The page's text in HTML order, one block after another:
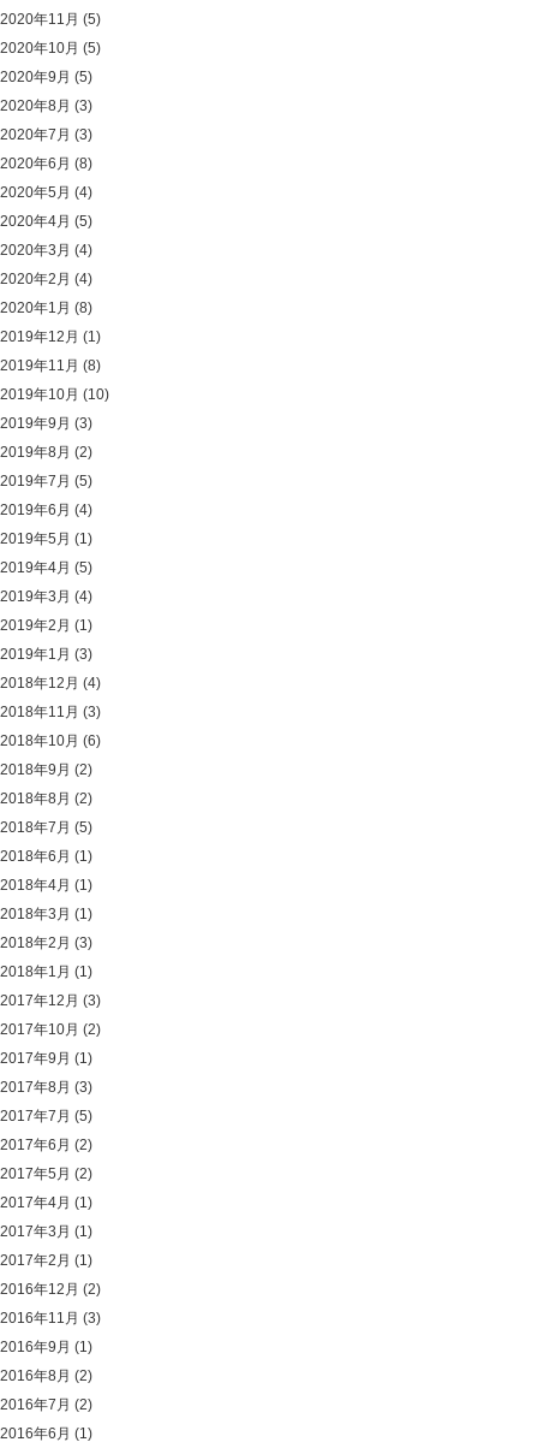
2020年11月 (5)
2020年10月 (5)
2020年9月 (5)
2020年8月 (3)
2020年7月 (3)
2020年6月 (8)
2020年5月 (4)
2020年4月 (5)
2020年3月 (4)
2020年2月 (4)
2020年1月 (8)
2019年12月 (1)
2019年11月 (8)
2019年10月 (10)
2019年9月 (3)
2019年8月 (2)
2019年7月 (5)
2019年6月 (4)
2019年5月 (1)
2019年4月 (5)
2019年3月 (4)
2019年2月 (1)
2019年1月 (3)
2018年12月 (4)
2018年11月 (3)
2018年10月 (6)
2018年9月 (2)
2018年8月 (2)
2018年7月 (5)
2018年6月 (1)
2018年4月 (1)
2018年3月 (1)
2018年2月 (3)
2018年1月 (1)
2017年12月 (3)
2017年10月 (2)
2017年9月 (1)
2017年8月 (3)
2017年7月 (5)
2017年6月 (2)
2017年5月 (2)
2017年4月 (1)
2017年3月 (1)
2017年2月 (1)
2016年12月 (2)
2016年11月 (3)
2016年9月 (1)
2016年8月 (2)
2016年7月 (2)
2016年6月 (1)